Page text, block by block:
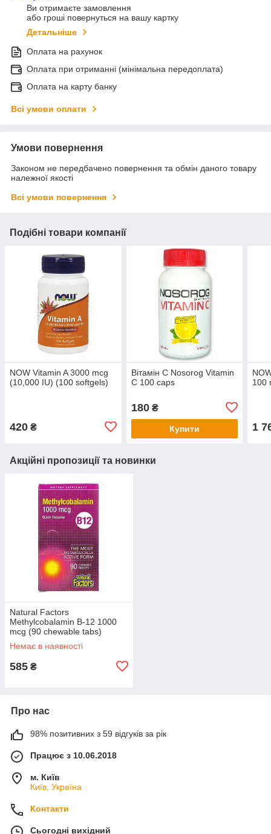
Ви отримаєте замовлення
або гроші повернуться на вашу картку
Детальніше
Оплата на рахунок
Оплата при отриманні (мінімальна передоплата)
Оплата на карту банку
Всі умови оплати
Умови повернення
Законом не передбачено повернення та обмін даного товару
належної якості
Всі умови повернення
Подібні товари компанії
NOW Vitamin A 3000 mcg
(10,000 IU) (100 softgels)
420 ₴
Вітамін C Nosorog Vitamin
C 100 caps
180₴
Купити
100
1
Акційні пропозиції та новинки
Natural Factors
Methylcobalamin B-12 1000
mcg (90 chewable tabs)
Немає в наявності
585 ₴
Про нас
98% позитивних з 59 відгуків за рік
Працює з 10.06.2018
м. Київ
Київ, Україна
Контакти
Сьогодні вихідний